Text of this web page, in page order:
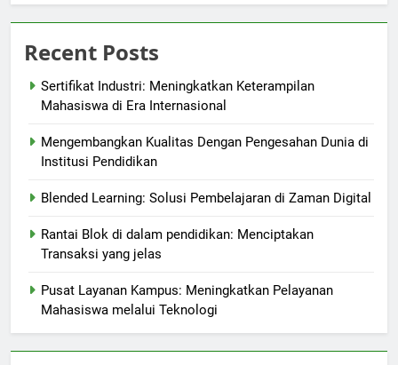
Recent Posts
Sertifikat Industri: Meningkatkan Keterampilan
Mahasiswa di Era Internasional
Mengembangkan Kualitas Dengan Pengesahan Dunia di
Institusi Pendidikan
Blended Learning: Solusi Pembelajaran di Zaman Digital
Rantai Blok di dalam pendidikan: Menciptakan
Transaksi yang jelas
Pusat Layanan Kampus: Meningkatkan Pelayanan
Mahasiswa melalui Teknologi